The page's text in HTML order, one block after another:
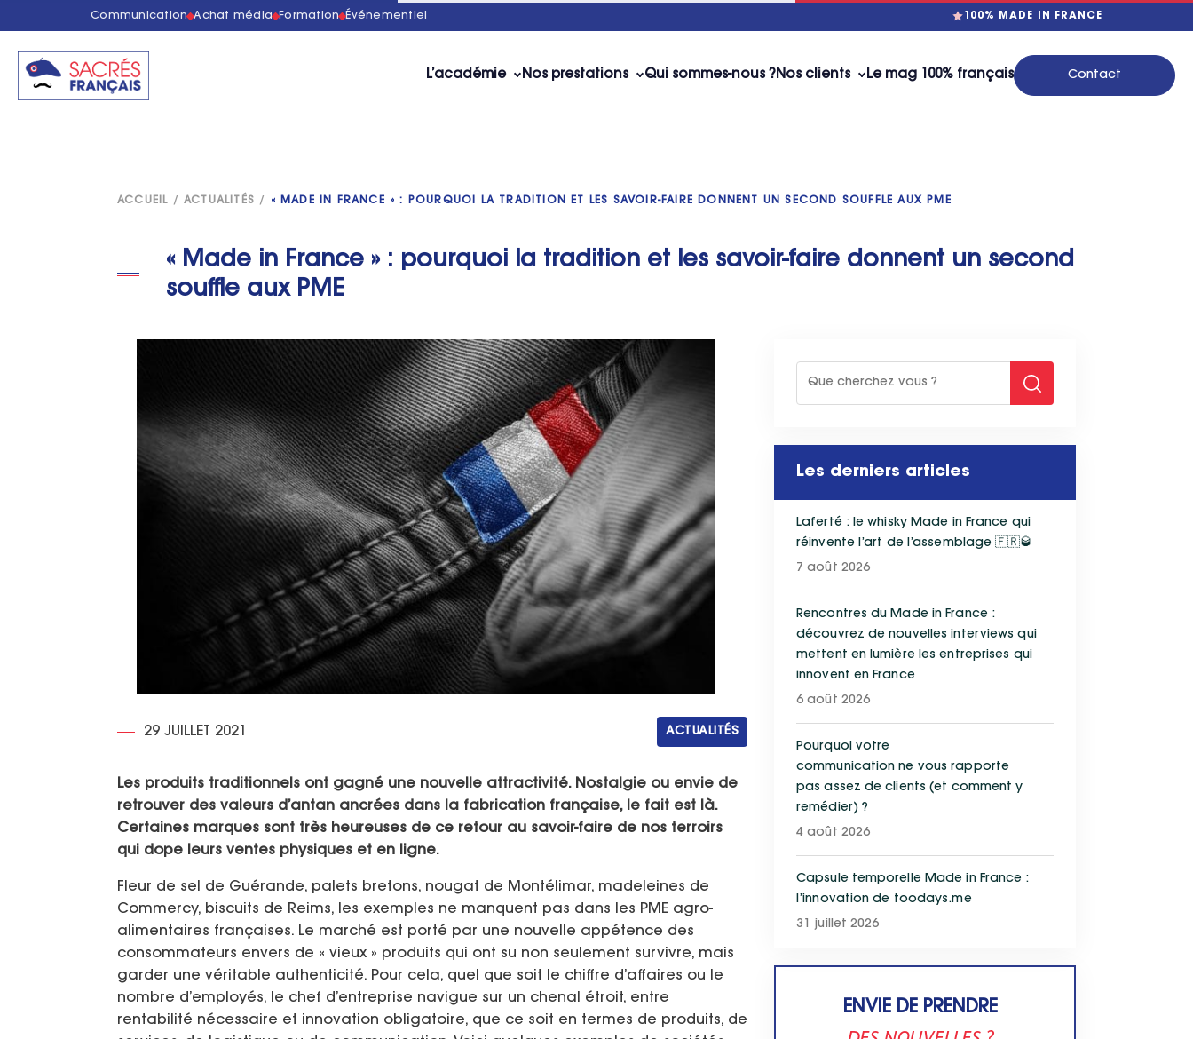
Communication Achat média Formation Événementiel 100% MADE IN FRANCE
L’académie Nos prestations Qui sommes-nous ?Nos clients Le mag 100% français Contact
ACCUEIL /ACTUALITÉS / « MADE IN FRANCE » : POURQUOI LA TRADITION ET LES SAVOIR-FAIRE DONNENT UN SECOND SOUFFLE AUX PME
« Made in France » : pourquoi la tradition et les savoir-faire donnent un second
souffle aux PME
29 JUILLET 2021 ACTUALITÉS
Les produits traditionnels ont gagné une nouvelle attractivité. Nostalgie ou envie de
retrouver des valeurs d’antan ancrées dans la fabrication française, le fait est là.
Certaines marques sont très heureuses de ce retour au savoir-faire de nos terroirs
qui dope leurs ventes physiques et en ligne.
Fleur de sel de Guérande, palets bretons, nougat de Montélimar, madeleines de
Commercy, biscuits de Reims, les exemples ne manquent pas dans les PME agro-
alimentaires françaises. Le marché est porté par une nouvelle appétence des
consommateurs envers de « vieux » produits qui ont su non seulement survivre, mais
garder une véritable authenticité. Pour cela, quel que soit le chiffre d’affaires ou le
nombre d’employés, le chef d’entreprise navigue sur un chenal étroit, entre
rentabilité nécessaire et innovation obligatoire, que ce soit en termes de produits, de
Les derniers articles
Laferté : le whisky Made in France qui
réinvente l’art de l’assemblage 🇫🇷🥃
7 août 2026
Rencontres du Made in France :
découvrez de nouvelles interviews qui
mettent en lumière les entreprises qui
innovent en France
6 août 2026
Pourquoi votre
communication ne vous rapporte
pas assez de clients (et comment y
remédier) ?
4 août 2026
Capsule temporelle Made in France :
l’innovation de toodays.me
31 juillet 2026
ENVIE DE PRENDRE